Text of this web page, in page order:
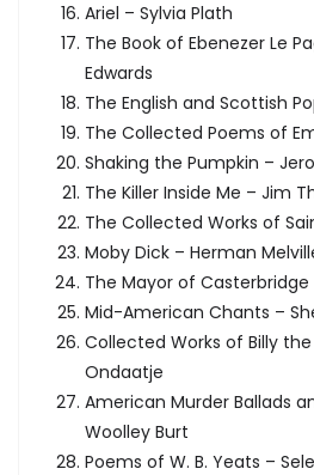
Ariel – Sylvia Plath
The Book of Ebenezer Le
Edwards
The English and Scottish
The Collected Poems of
Shaking the Pumpkin –
The Killer Inside Me – Jim
The Collected Works of
Moby Dick – Herman
The Mayor of
Mid-American Chants –
Collected Works of Billy
Ondaatje
American Murder Ballads
Woolley Burt
Poems of W. B. Yeats –